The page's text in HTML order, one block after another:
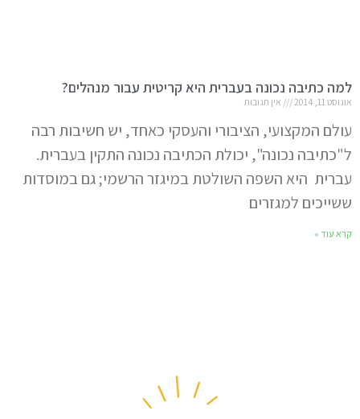
למה כתיבה נכונה בעברית היא קריטית עבור מנהלים?
אוגוסט 11, 2014 אין תגובות
עולם המקצועי, הציבורי והעסקי כאחד, יש חשיבות רבה
ל"כתיבה נכונה", יכולת הכתיבה נכונה התקין בעברית.
עברית היא השפה השולטת במיגזר הרשמי; גם במוסדות
ששייכים למגזרים
קרא עוד »